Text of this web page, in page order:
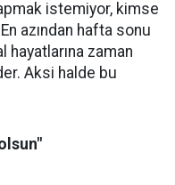
istemiyor, kimse
azından hafta sonu
zaman
Aksi halde bu